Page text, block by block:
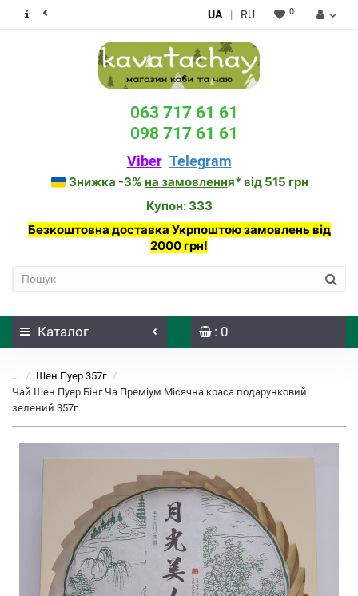
UA | RU 0
063 717 61 61
098 717 61 61
Viber Telegram
Знижка -3% на замовлення* від 515 грн
Купон: 333
Безкоштовна доставка Укрпоштою замовлень від
2000 грн!
Каталог : 0
...
Шен Пуер 357г
Чай Шен Пуер Бінг Ча Преміум Місячна краса подарунковий
зелений 357г